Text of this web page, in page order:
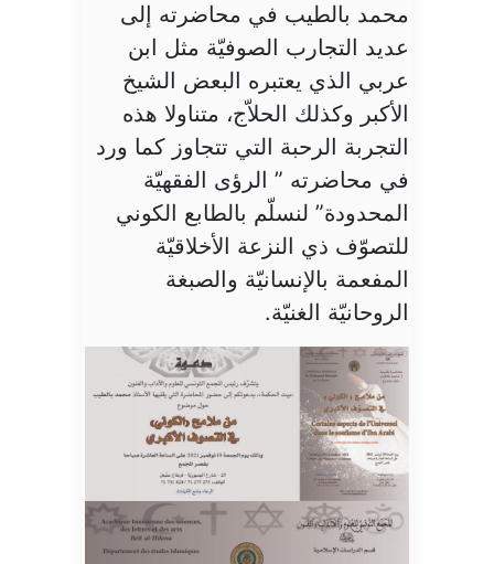
محمد بالطيب في محاضرته إلى
عديد التجارب الصوفيّة مثل ابن
عربي الذي يعتبره البعض الشيخ
الأكبر وكذلك الحلاّج، متناولا هذه
التجربة الرحبة التي تتجاوز كما ورد
في محاضرته ” الرؤى الفقهيّة
المحدودة” لنسلّم بالطابع الكوني
للتصوّف ذي النزعة الأخلاقيّة
المفعمة بالإنسانيّة والصبغة
الروحانيّة الغنيّة.